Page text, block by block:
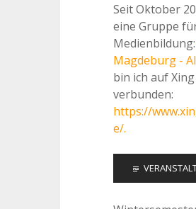
Seit Oktober
eine Gruppe
Medienbildung:
Magdeburg -
bin ich auf
verbunden:
https://
e/.